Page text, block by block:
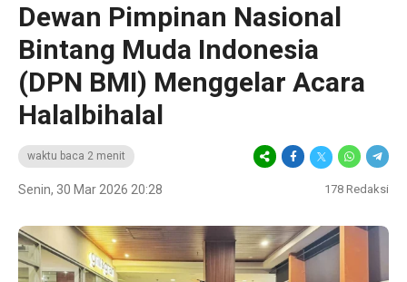
Dewan Pimpinan Nasional
Bintang Muda Indonesia
(DPN BMI) Menggelar Acara
Halalbihalal
waktu baca 2 menit
Senin, 30 Mar 2026 20:28 178 Redaksi